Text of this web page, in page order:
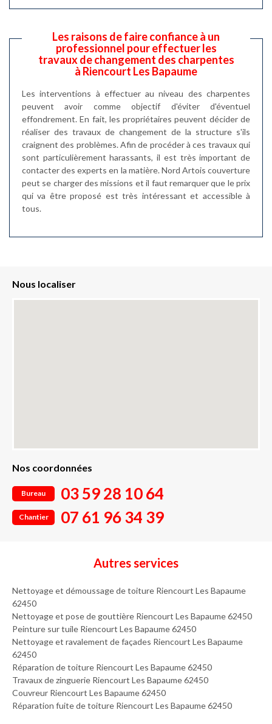
Les raisons de faire confiance à un
professionnel pour effectuer les
travaux de changement des charpentes
à Riencourt Les Bapaume
Les interventions à effectuer au niveau des charpentes
peuvent avoir comme objectif d'éviter d'éventuel
effondrement. En fait, les propriétaires peuvent décider de
réaliser des travaux de changement de la structure s'ils
craignent des problèmes. Afin de procéder à ces travaux qui
sont particulièrement harassants, il est très important de
contacter des experts en la matière. Nord Artois couverture
peut se charger des missions et il faut remarquer que le prix
qui va être proposé est très intéressant et accessible à
tous.
Nous localiser
Nos coordonnées
Bureau 03 59 28 10 64
Chantier 07 61 96 34 39
Autres services
Nettoyage et démoussage de toiture Riencourt Les Bapaume
62450
Nettoyage et pose de gouttière Riencourt Les Bapaume 62450
Peinture sur tuile Riencourt Les Bapaume 62450
Nettoyage et ravalement de façades Riencourt Les Bapaume
62450
Réparation de toiture Riencourt Les Bapaume 62450
Travaux de zinguerie Riencourt Les Bapaume 62450
Couvreur Riencourt Les Bapaume 62450
Réparation fuite de toiture Riencourt Les Bapaume 62450